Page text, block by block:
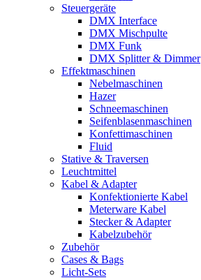
Steuergeräte
DMX Interface
DMX Mischpulte
DMX Funk
DMX Splitter & Dimmer
Effektmaschinen
Nebelmaschinen
Hazer
Schneemaschinen
Seifenblasenmaschinen
Konfettimaschinen
Fluid
Stative & Traversen
Leuchtmittel
Kabel & Adapter
Konfektionierte Kabel
Meterware Kabel
Stecker & Adapter
Kabelzubehör
Zubehör
Cases & Bags
Licht-Sets